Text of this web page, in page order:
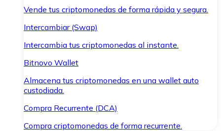
Vende tus criptomonedas de forma rápida y segura.
Intercambiar (Swap)
Intercambia tus criptomonedas al instante.
Bitnovo Wallet
Almacena tus criptomonedas en una wallet auto
custodiada.
Compra Recurrente (DCA)
Compra criptomonedas de forma recurrente.